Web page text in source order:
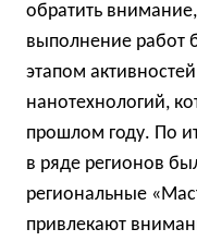
обратить
выполнение работ
этапом
нанотехнологий,
прошлом году. По
в ряде регионов
региональные
привлекают